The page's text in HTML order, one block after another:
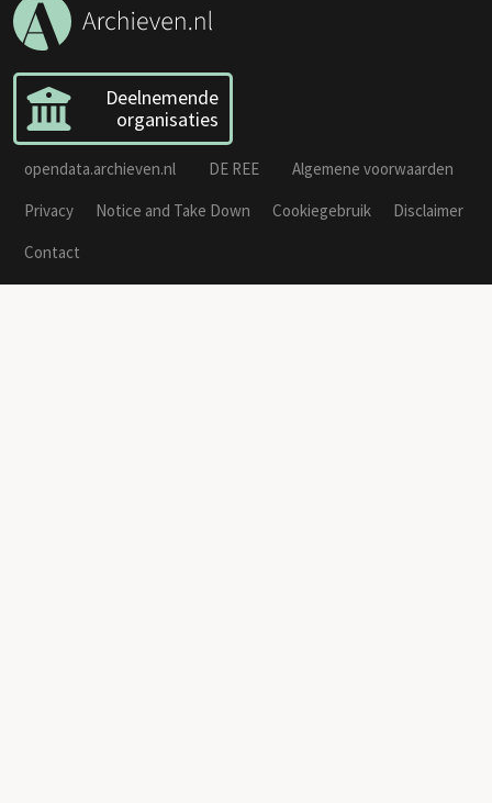
Deelnemende
organisaties
opendata.archieven.nl DE REE
Algemene voorwaarden
Privacy
Notice and Take Down Cookiegebruik
Disclaimer
Contact